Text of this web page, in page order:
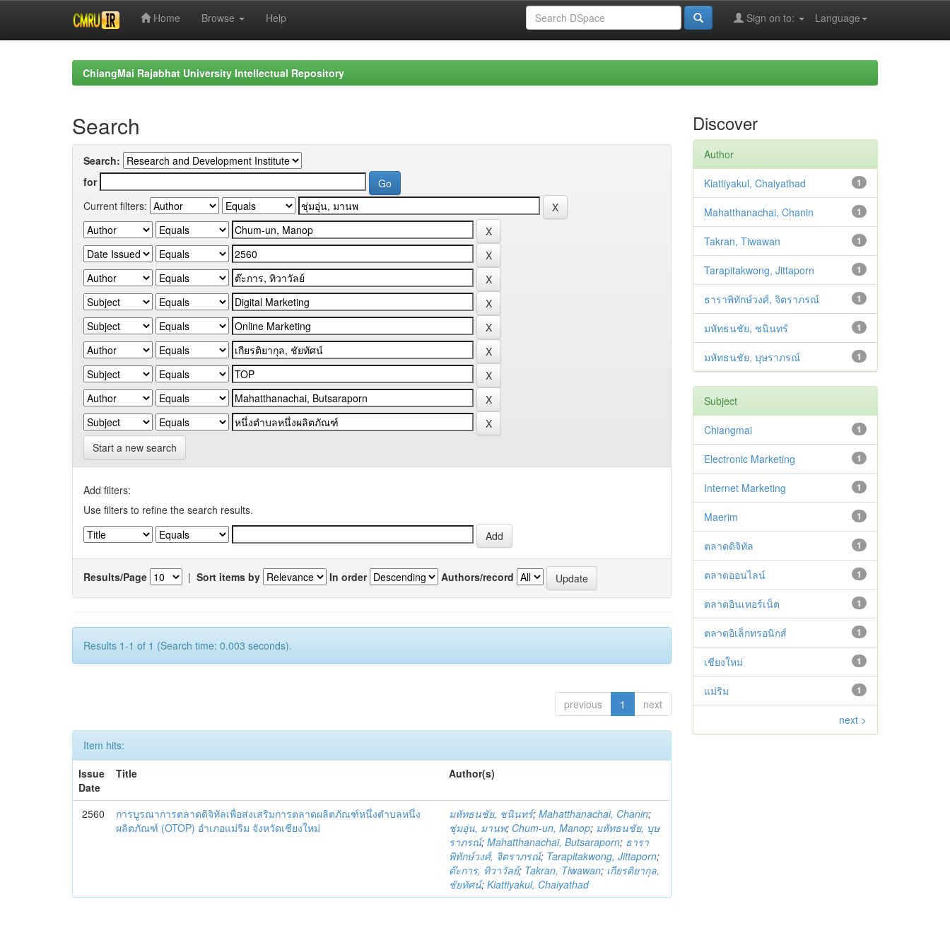
Home Browse Help Language
Sign on to:
ChiangMai Rajabhat University Intellectual Repository
Search
Search:
for
Current filters:
Start a new search
Add filters:
Use filters to refine the search results.
Results/Page | Sort items by In order Authors/record
Results 1-1 of 1 (Search time: 0.003 seconds).
previous 1 next
Item hits:
Issue
Date
Title Author(s)
2560
การบูรณาการตลาดดิจิทัลเพื่อส่งเสริมการตลาดผลิตภัณฑ์หนึ่งตำบลหนึ่ง
ผลิตภัณฑ์ (OTOP) อำเภอแม่ริม จังหวัดเชียงใหม่
มหัทธนชัย, ชนินทร์;Mahatthanachai, Chanin;
ชุ่มอุ่น, มานพ; Chum-un, Manop; มหัทธนชัย, บุษ
ราภรณ์;Mahatthanachai, Butsaraporn; ธารา
พิทักษ์วงศ์, จิตราภรณ์; Tarapitakwong, Jittaporn;
ต๊ะการ, ทิวาวัลย์; Takran, Tiwawan; เกียรติยากุล,
ชัยทัศน์;Kiattiyakul, Chaiyathad
Discover
Author
1
Kiattiyakul, Chaiyathad
1
Mahatthanachai, Chanin
1
Takran, Tiwawan
1
Tarapitakwong, Jittaporn
1
ธาราพิทักษ์วงศ์, จิตราภรณ์
1
มหัทธนชัย, ชนินทร์
1
มหัทธนชัย, บุษราภรณ์
Subject
1
Chiangmai
1
Electronic Marketing
1
Internet Marketing
1
Maerim
1
ตลาดดิจิทัล
1
ตลาดออนไลน์
1
ตลาดอินเทอร์เน็ต
1
ตลาดอิเล็กทรอนิกส์
1
เชียงใหม่
1
แม่ริม
next >